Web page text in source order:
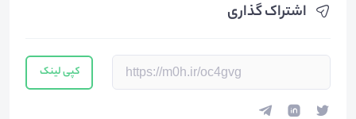
اشتراک گذاری
کپی لینک